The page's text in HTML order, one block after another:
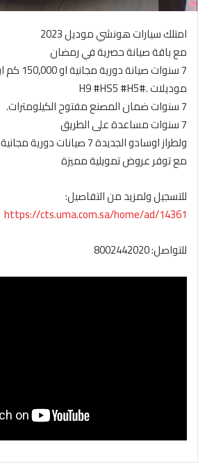
و
ن
ي
ا
امتلك سيارات هونشي موديل 2023
مع باقة صيانة حصرية في رمضان
7 سنوات
موديلات .#H9 #HS5 #H5
7 سنوات ضمان المصنع مفتوح الكيلومترات.
7 سنوات مساعدة على الطريق
ولطراز اوسادو الجديدة 7 صيانات دورية مجانية
مع توفر عروض تمويلية مميزة
للتسجيل ولمزيد من التفاصيل:
https://cts.uma.com.sa/home/ad/14361
للتواصل: 8002442020